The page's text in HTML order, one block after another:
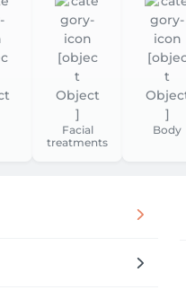
Facial
treatments
Body